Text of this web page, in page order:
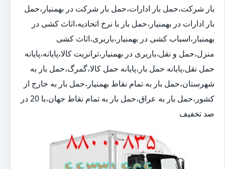
بار شرکت،حمل بار ادارات،حمل بار شرکت در بهمنیار،حمل
بار ادارات در بهمنیار،حمل بار با نرخ اتحادیه،اثاث کشی در
بهمنیار،اسباب کشی در بهمنیار،باربری،اثاث کشی
منزل،حمل و نقل،باربری در بهمنیار،ترانزیت کالا،پایانه،پایانه
حمل نقل،پایانه حمل بار،پایانه حمل کالا،گمرگ،حمل بار به
شهرستان،حمل بار به تمام نقاط بهمنیار،حمل بار به خارج از
کشور،حمل بار به عراق،حمل بار به تمام نقاط جهان،با 20 در
صد تخفیف